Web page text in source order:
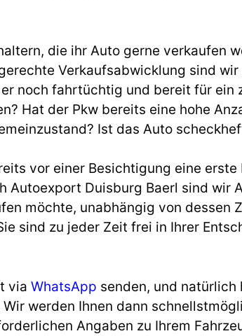
die ihr Auto gerne verkaufen
Verkaufsabwicklung sind
noch fahrtüchtig und bereit für ein
Hat der Pkw bereits eine hohe
Ist das Auto
vor einer Besichtigung eine
Autoexport Duisburg Baerl sind wir
möchte, unabhängig von dessen
sind zu jeder Zeit frei in Ihrer
via WhatsApp senden, und natürlich
werden Ihnen dann
Angaben zu Ihrem